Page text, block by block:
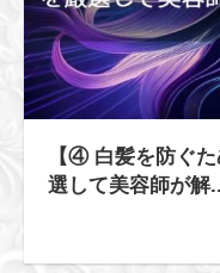
【④ 白髪を防ぐ
選して美容師が解